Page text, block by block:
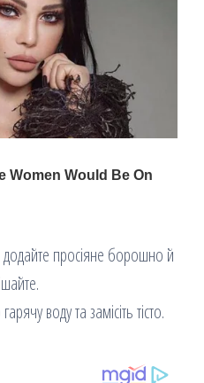
додайте просіяне борошно й
воду та замісіть тісто.